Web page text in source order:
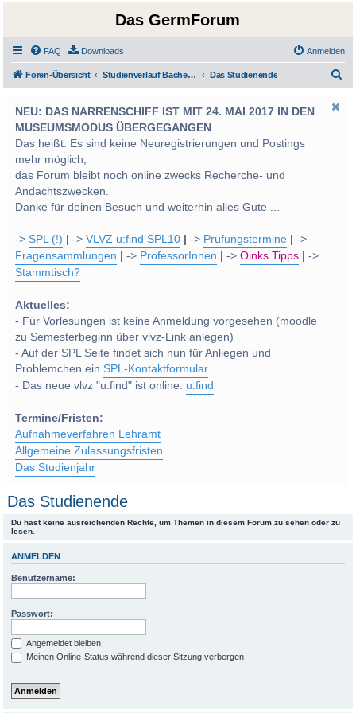
Das GermForum
FAQ Downloads Anmelden
Foren-Übersicht Studienverlauf Bachelor-/Masterstudien sowie UF Deutsch Das Studienende
NEU: DAS NARRENSCHIFF IST MIT 24. MAI 2017 IN DEN
MUSEUMSMODUS ÜBERGEGANGEN
Das heißt: Es sind keine Neuregistrierungen und Postings
mehr möglich,
das Forum bleibt noch online zwecks Recherche- und
Andachtszwecken.
Danke für deinen Besuch und weiterhin alles Gute ...
->SPL (!) ->VLVZ u:find SPL10 -> Prüfungstermine
->
Fragensammlungen
-> ProfessorInnen ->Oinks Tipps
->
Stammtisch?
Aktuelles:
- Für Vorlesungen ist keine Anmeldung vorgesehen (moodle
zu Semesterbeginn über vlvz-Link anlegen)
- Auf der SPL Seite findet sich nun für Anliegen und
Problemchen einSPL-Kontaktformular.
- Das neue vlvz "u:find" ist online: u:find
Termine/Fristen:
Aufnahmeverfahren Lehramt
Allgemeine Zulassungsfristen
Das Studienjahr
Das Studienende
Du hast keine ausreichenden Rechte, um Themen in diesem Forum zu sehen oder zu
lesen.
ANMELDEN
Benutzername:
Passwort:
Angemeldet bleiben
Meinen Online-Status während dieser Sitzung verbergen